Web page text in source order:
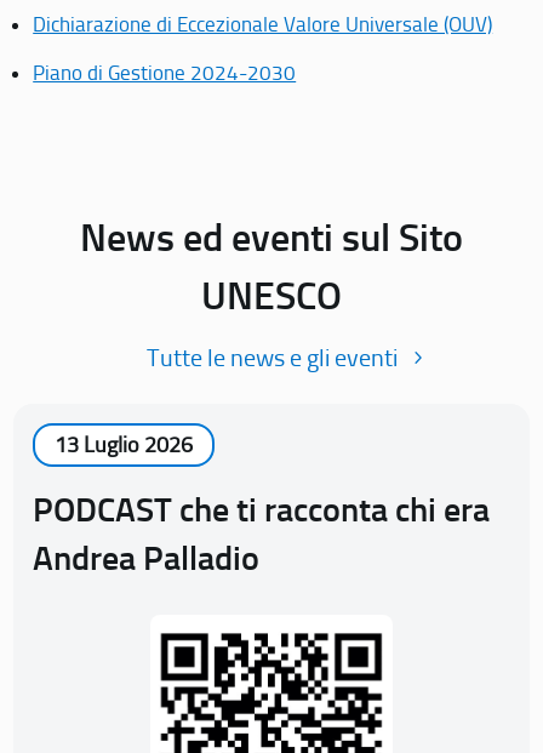
Dichiarazione di Eccezionale Valore Universale (OUV)
Piano di Gestione 2024-2030
News ed eventi sul Sito
UNESCO
Tutte le news e gli eventi
13 Luglio 2026
PODCAST che ti racconta chi era
Andrea Palladio